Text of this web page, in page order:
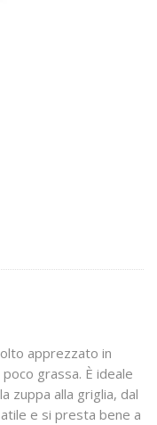
apprezzato in
grassa. È ideale
zuppa alla griglia, dal
e si presta bene a